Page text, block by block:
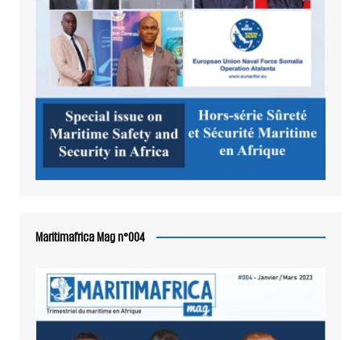
Maritimafrica Mag n°004